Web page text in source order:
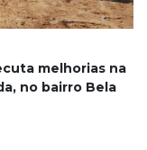
melhorias na
no bairro Bela